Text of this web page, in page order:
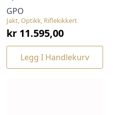
Jakt, Optikk, Riflekikkert
GPO
kr 11.595,00
Legg I Handlekurv